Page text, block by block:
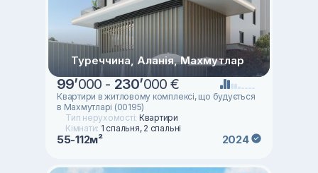
Туреччина, Аланія, Махмутлар
99’000 - 230’000 €
Квартири в житловому комплексі, що будується
в Махмутларі (00195)
Тип нерухомості: Квартири
Кімнати: 1 спальня, 2 спальні
55-112м² 2024